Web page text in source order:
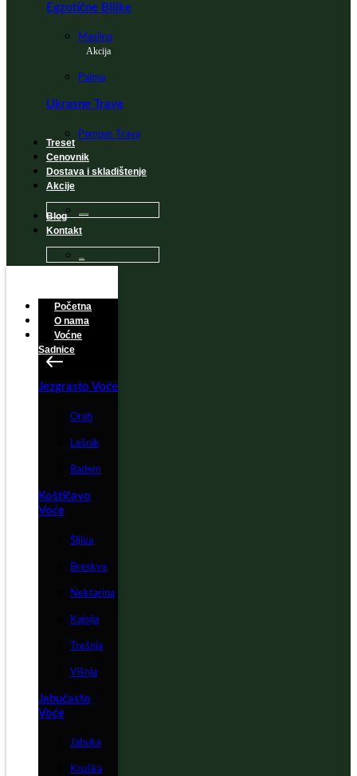
Egzotične Biljke
Maslina
Akcija
Palma
Ukrasne Trave
Pampas Trava
Treset
Cenovnik
Dostava i skladištenje
Akcije
Blog
Kontakt
Početna
O nama
Voćne
Sadnice
Jezgrasto Voće
Orah
Lešnik
Badem
Koštičavo
Voće
Šljiva
Breskva
Nektarina
Kajsija
Trešnja
Višnja
Jabučasto
Voće
Jabuka
Kruška